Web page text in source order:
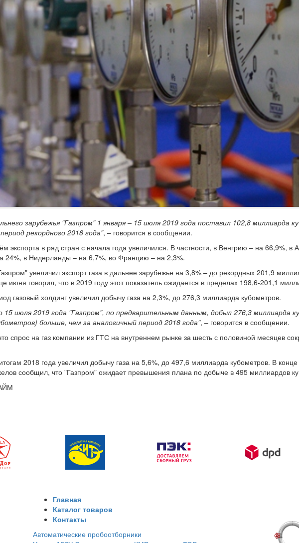
зарубежья "Газпром" 1 января – 15 июля 2019 года поставил 102,8 миллиарда
рекордного 2018 года", – говорится в сообщении.
экспорта в ряд стран с начала года увеличился. В частности, в Венгрию – на 66,9%,
24%, в Нидерланды – на 6,7%, во Францию – на 2,3%.
увеличил экспорт газа в дальнее зарубежье на 3,8% – до рекордных 201,9
июня говорил, что в 2019 году этот показатель ожидается в пределах 198,6-201,1
газовый холдинг увеличил добычу газа на 2,3%, до 276,3 миллиарда кубометров.
15 июля 2019 года "Газпром", по предварительным данным, добыл 276,3 миллиарда
больше, чем за аналогичный период 2018 года", – говорится в сообщении.
спрос на газ компании из ГТС на внутреннем рынке за шесть с половиной месяцев
2018 года увеличил добычу газа на 5,6%, до 497,6 миллиарда кубометров. В
сообщил, что "Газпром" ожидает превышения плана по добыче в 495 миллиардов
Главная
Каталог товаров
Контакты
Автоматические пробоотборники